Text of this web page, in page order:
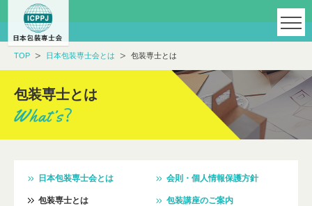
TOP 日本包装専士会とは 包装専士とは
包装専士とは
日本包装専士会とは 会則 ・ 個人情報保護方針
包装専士とは 包装講座のご案内